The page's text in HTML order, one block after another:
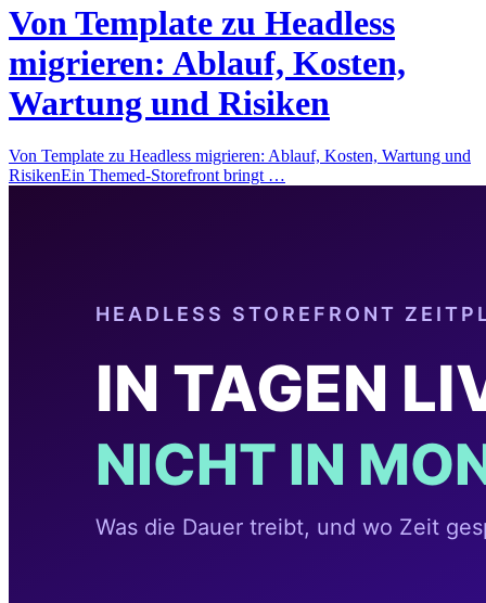
Von Template zu Headless
migrieren: Ablauf, Kosten,
Wartung und Risiken
Von Template zu Headless migrieren: Ablauf, Kosten, Wartung und
RisikenEin Themed-Storefront bringt …